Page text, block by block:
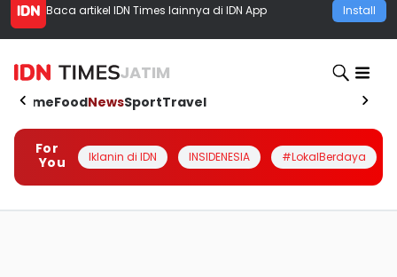
Baca artikel IDN Times lainnya di IDN App Install
JATIM
HomeFoodNewsSportTravel
For
You
Iklanin di IDN INSIDENESIA #LokalBerdaya